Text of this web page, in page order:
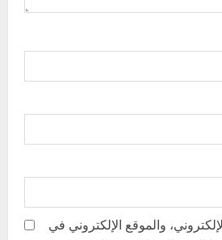
والموقع الإلكتروني في